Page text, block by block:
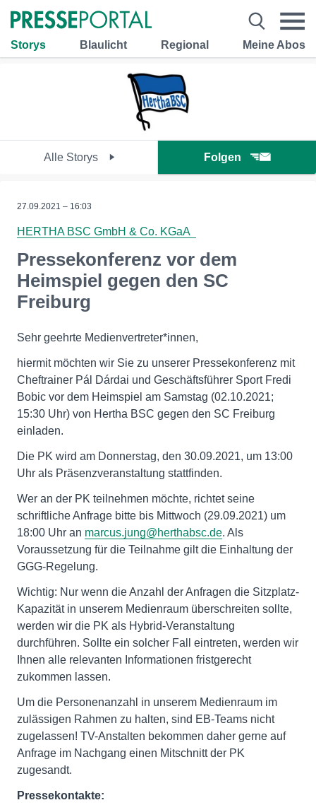
Storys Blaulicht Regional Meine Abos
Alle Storys Folgen
27.09.2021 – 16:03
HERTHA BSC GmbH & Co. KGaA
Pressekonferenz vor dem
Heimspiel gegen den SC
Freiburg
Sehr geehrte Medienvertreter*innen,
hiermit möchten wir Sie zu unserer Pressekonferenz mit
Cheftrainer Pál Dárdai und Geschäftsführer Sport Fredi
Bobic vor dem Heimspiel am Samstag (02.10.2021;
15:30 Uhr) von Hertha BSC gegen den SC Freiburg
einladen.
Die PK wird am Donnerstag, den 30.09.2021, um 13:00
Uhr als Präsenzveranstaltung stattfinden.
Wer an der PK teilnehmen möchte, richtet seine
schriftliche Anfrage bitte bis Mittwoch (29.09.2021) um
18:00 Uhr an marcus.jung@herthabsc.de. Als
Voraussetzung für die Teilnahme gilt die Einhaltung der
GGG-Regelung.
Wichtig: Nur wenn die Anzahl der Anfragen die Sitzplatz-
Kapazität in unserem Medienraum überschreiten sollte,
werden wir die PK als Hybrid-Veranstaltung
durchführen. Sollte ein solcher Fall eintreten, werden wir
Ihnen alle relevanten Informationen fristgerecht
zukommen lassen.
Um die Personenanzahl in unserem Medienraum im
zulässigen Rahmen zu halten, sind EB-Teams nicht
zugelassen! TV-Anstalten bekommen daher gerne auf
Anfrage im Nachgang einen Mitschnitt der PK
zugesandt.
Pressekontakte: